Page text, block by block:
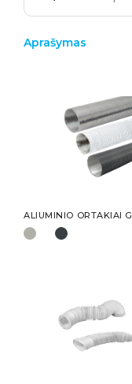
Aprašymas
ALIUMINIO ORTAKIAI G